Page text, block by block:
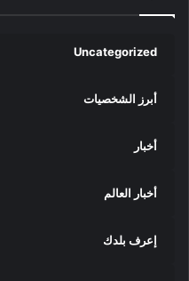
Uncategorized
أبرز الشخصيات
أخبار
أخبار العالم
إعرف بلدك